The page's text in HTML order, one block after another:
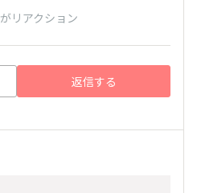
がリアクション
返信する